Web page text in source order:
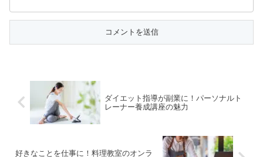
ダイエット指導が副業に！パーソナルト
レーナー養成講座の魅力
好きなことを仕事に！料理教室のオンラ